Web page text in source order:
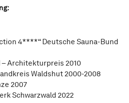
4****“ Deutsche Sauna-Bund
Architekturpreis 2010
Waldshut 2000-2008
2007
Schwarzwald 2022